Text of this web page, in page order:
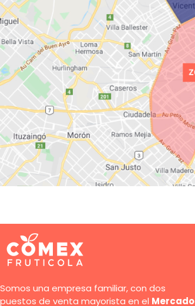
Somos una empresa familiar, con dos
puestos de venta mayorista en el Mercado